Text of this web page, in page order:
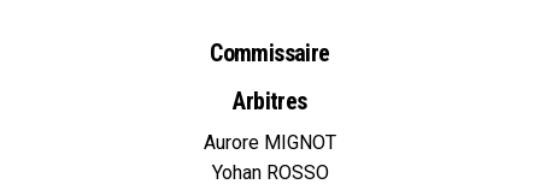
Commissaire
Arbitres
Aurore MIGNOT
Yohan ROSSO